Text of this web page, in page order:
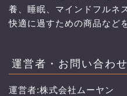
養、睡眠、マインドフルネ
快適に過すための商品など
運営者・お問い合わせ
運営者:株式会社ムーヤン